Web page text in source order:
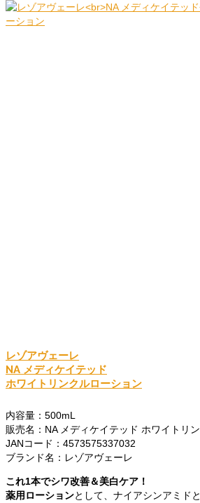
レゾアヴェーレ
NA メディケイテッド
ホワイトリンクルローション
内容量：500mL
販売名：NA メディケイテッド ホワイトリ
JANコード：4573575337032
ブランド名：レゾアヴェーレ
これ1本でシワ改善＆美白ケア！
薬用ローションとして、ナイアシンアミド